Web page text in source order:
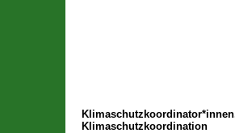
Klimaschutzkoordination